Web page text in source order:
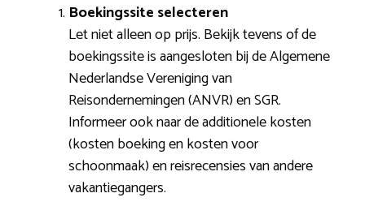
Boekingssite selecteren
Let niet alleen op prijs. Bekijk tevens of de
boekingssite is aangesloten bij de Algemene
Nederlandse Vereniging van
Reisondernemingen (ANVR) en SGR.
Informeer ook naar de additionele kosten
(kosten boeking en kosten voor
schoonmaak) en reisrecensies van andere
vakantiegangers.